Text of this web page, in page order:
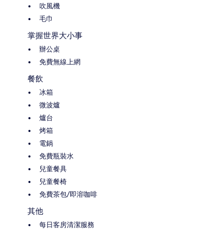
吹風機
毛巾
掌握世界大小事
辦公桌
免費無線上網
餐飲
冰箱
微波爐
爐台
烤箱
電鍋
免費瓶裝水
兒童餐具
兒童餐椅
免費茶包/即溶咖啡
其他
每日客房清潔服務